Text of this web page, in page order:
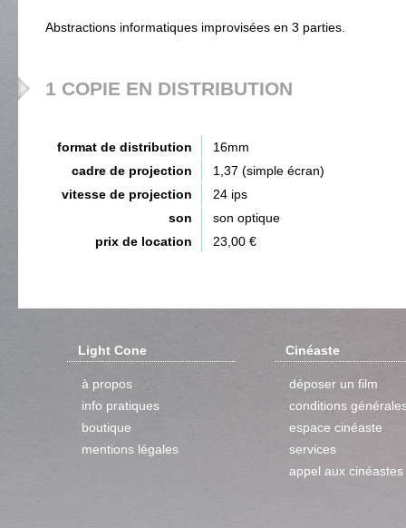
Abstractions informatiques improvisées en 3 parties.
1 COPIE EN DISTRIBUTION
format de distribution
16mm
cadre de projection
1,37 (simple écran)
vitesse de projection
24 ips
son
son optique
prix de location
23,00 €
Light Cone
à propos
info pratiques
boutique
mentions légales
Cinéaste
déposer un film
conditions
espace cinéaste
services
appel aux cinéastes